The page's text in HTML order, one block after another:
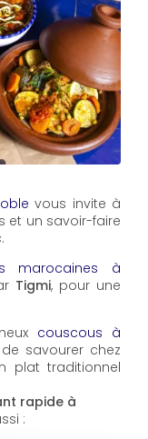
vous invite à
et un savoir-faire
marocaines à
Tigmi, pour une
couscous à
savourer chez
plat traditionnel
rapide à
: